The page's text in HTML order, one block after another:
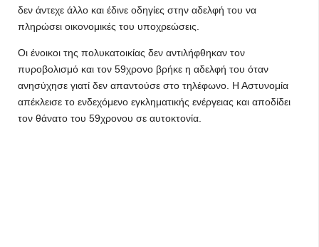
δεν άντεχε άλλο και έδινε οδηγίες στην αδελφή του να
πληρώσει οικονομικές του υποχρεώσεις.
Οι ένοικοι της πολυκατοικίας δεν αντιλήφθηκαν τον
πυροβολισμό και τον 59χρονο βρήκε η αδελφή του όταν
ανησύχησε γιατί δεν απαντούσε στο τηλέφωνο. Η Αστυνομία
απέκλεισε το ενδεχόμενο εγκληματικής ενέργειας και αποδίδει
τον θάνατο του 59χρονου σε αυτοκτονία.